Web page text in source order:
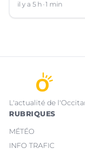
des salariés de
sapeurs-pompiers
il y a 5 h 1 min
L'actualité de
RUBRIQUES
MÉTÉO
INFO TRAFIC